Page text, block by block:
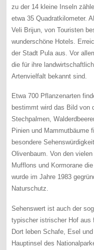
zu der 14 kleine Inseln
etwa 35 Quadratkilometer.
Veli Brijun, von Touristen
wunderschöne Hotels.
der Stadt Pula aus. Vor
die für ihre
Artenvielfalt bekannt sind.
Etwa 700 Pflanzenarten
bestimmt wird das Bild von
Stechpalmen,
Pinien und Mammutbäume
besondere
Olivenbaum. Von den
Mufflons und Kormorane
wurde im Jahre 1983
Naturschutz.
Sehenswert ist auch der
typischer istrischer Hof aus
Dort leben Schafe, Esel
Hauptinsel des